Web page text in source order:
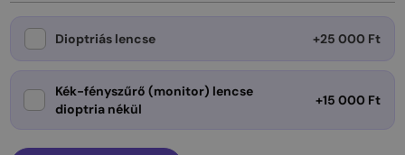
Dioptriás lencse +25 000 Ft
Kék-fényszűrő (monitor) lencse
dioptria nékül
+15 000 Ft